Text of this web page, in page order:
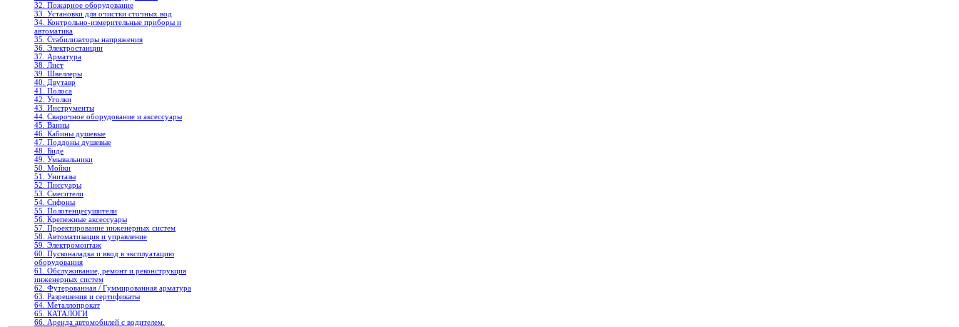
32. Пожарное оборудование
33. Установки для очистки сточных вод
34. Контрольно-измерительные приборы и
автоматика
35. Стабилизаторы напряжения
36. Электростанции
37. Арматура
38. Лист
39. Швеллеры
40. Двутавр
41. Полоса
42. Уголки
43. Инструменты
44. Сварочное оборудование и аксессуары
45. Ванны
46. Кабины душевые
47. Поддоны душевые
48. Биде
49. Умывальники
50. Мойки
51. Унитазы
52. Писсуары
53. Смесители
54. Сифоны
55. Полотенцесушители
56. Крепежные аксессуары
57. Проектирование инженерных систем
58. Автоматизация и управление
59. Электромонтаж
60. Пусконаладка и ввод в эксплуатацию
оборудования
61. Обслуживание, ремонт и реконструкция
инженерных систем
62. Футерованная / Гуммированная арматура
63. Разрешения и сертификаты
64. Металлопрокат
65. КАТАЛОГИ
66. Аренда автомобилей с водителем.